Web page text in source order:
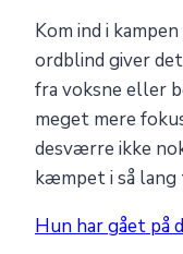
Kom ind i
ordblind giver
fra voksne eller
meget mere
desværre ikke
kæmpet i så lang
Hun har gået på